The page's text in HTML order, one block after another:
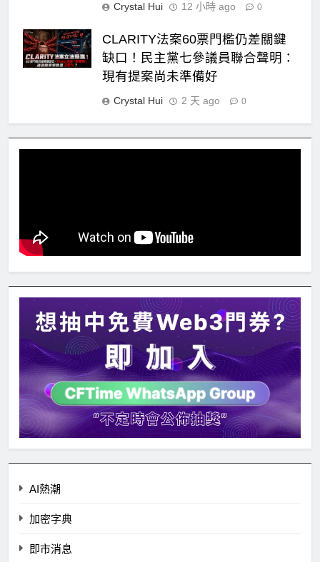
Crystal Hui 12 小時 ago 0
CLARITY法案60票門檻仍差關鍵
缺口！民主黨七參議員聯合聲明：
現有提案尚未準備好
Crystal Hui 2 天 ago 0
AI熱潮
加密字典
即市消息